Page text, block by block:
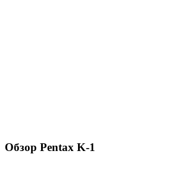
Обзор Pentax K-1